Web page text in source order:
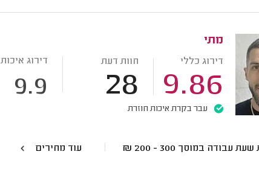
מתי
דירוג כללי
9.86
חוות דעת
28
דירוג איכות
9.9
עבר בקרת איכות חוזרת
שעת עבודה במוסך 300 - 200
₪ עוד מחירים